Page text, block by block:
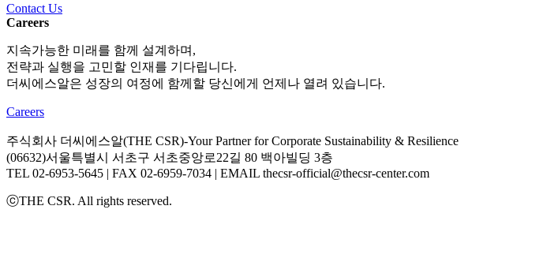
Contact Us
Careers
지속가능한 미래를 함께 설계하며,
전략과 실행을 고민할 인재를 기다립니다.
더씨에스알은 성장의 여정에 함께할 당신에게 언제나 열려 있습니다.
Careers
주식회사 더씨에스알(THE CSR)-Your Partner for Corporate Sustainability & Resilience
(06632)서울특별시 서초구 서초중앙로22길 80 백아빌딩 3층
TEL 02-6953-5645 | FAX 02-6959-7034 | EMAIL thecsr-official@thecsr-center.com
ⓒTHE CSR. All rights reserved.